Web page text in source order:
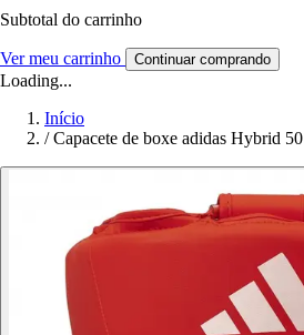
Subtotal do carrinho
Ver meu carrinho Continuar comprando
Loading...
Início
/ Capacete de boxe adidas Hybrid 50